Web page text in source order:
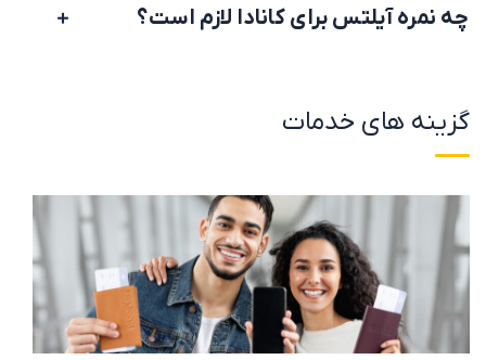
چه نمره آیلتس برای کانادا لازم است؟
گزینه های خدمات